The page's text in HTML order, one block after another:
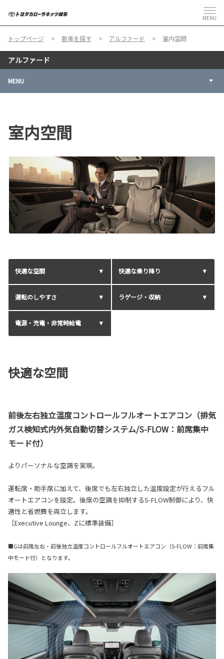
MENU
トップページ 新車を探す アルファード 室内空間
アルファード
MENU
室内空間
快適な空間 快適な乗り降り
運転のしやすさ ラゲージ・収納
電源・充電・非常時給電
快適な空間
前後左右独立温度コントロールフルオートエアコン（排気
ガス検知式内外気自動切替システム/S-FLOW：前席集中
モード付）
よりパーソナルな空調を実現。
運転席・助手席に加えて、後席でも左右独立した温度設定が行えるフル
オートエアコンを設定。後席の空調を抑制するS-FLOW制御により、快
適性と省燃費を両立します。
［Executive Lounge、Zに標準装備］
■Gは前席左右・前後独立温度コントロールフルオートエアコン（S-FLOW：前席集
中モード付）となります。